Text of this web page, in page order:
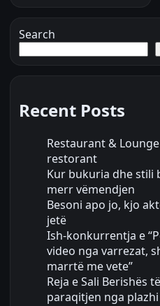
Search
Recent Posts
Restaurant &
restorant
Kur bukuria dhe stili
merr vëmendjen
Besoni apo jo, kjo
jetë
Ish-konkurrentja e
video nga varrezat,
marrtë me vete”
Reja e Sali Berishës
paraqitjen nga plazhi